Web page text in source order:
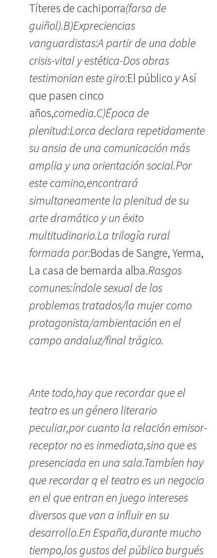
Títeres de cachiporra(farsa de
guiñol).B)Expreciencias
vanguardistas:A partir de una doble
crisis-vital y estética-Dos obras
testimonian este giro:El público yAsí
que pasen cinco
años,comedia.C)Ëpoca de
plenitud:Lorca declara repetidamente
su ansia de una comunicación más
amplia y una orientación social.Por
este camino,encontrará
simultaneamente la plenitud de su
arte dramático y un éxito
multitudinario.La trilogía rural
formada por:Bodas de Sangre, Yerma,
La casa de bernarda alba.Rasgos
comunes:índole sexual de los
problemas tratados/la mujer como
protagonista/ambientación en el
campo andaluz/final trágico.
Ante todo,hay que recordar que el
teatro es un género literario
peculiar,por cuanto la relación emisor-
receptor no es inmediata,sino que es
presenciada en una sala.Tambíen hay
que recordar q el teatro es un negocio
en el que entran en juego intereses
diversos que van a influir en su
desarrollo.En España,durante mucho
tiempo,los gustos del público burgués